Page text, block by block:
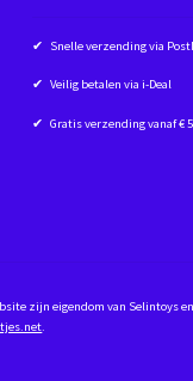
✔ Snelle verzending via
✔ Veilig betalen via i-Deal
✔ Gratis verzending vanaf €
zijn eigendom van Selintoys
.